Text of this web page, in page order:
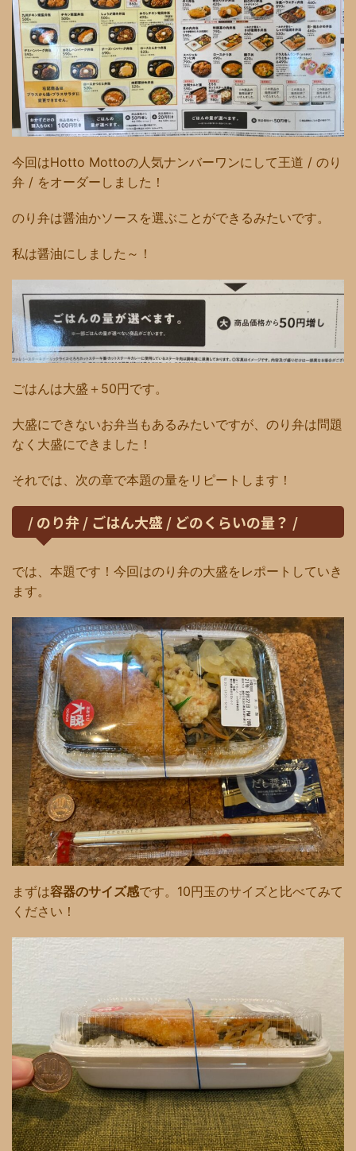
今回はHotto Mottoの人気ナンバーワンにして王道 / のり
弁 / をオーダーしました！
のり弁は醤油かソースを選ぶことができるみたいです。
私は醤油にしました～！
ごはんは大盛＋50円です。
大盛にできないお弁当もあるみたいですが、のり弁は問題
なく大盛にできました！
それでは、次の章で本題の量をリピートします！
/ のり弁 / ごはん大盛 / どのくらいの量？ /
では、本題です！今回はのり弁の大盛をレポートしていき
ます。
まずは容器のサイズ感です。10円玉のサイズと比べてみて
ください！